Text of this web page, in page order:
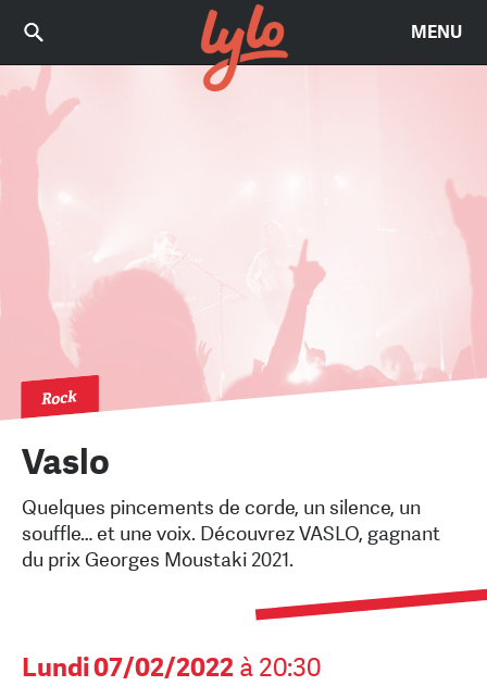
MENU
Rock
Vaslo
Quelques pincements de corde, un silence, un
souffle… et une voix. Découvrez VASLO, gagnant
du prix Georges Moustaki 2021.
Lundi 07/02/2022 à 20:30